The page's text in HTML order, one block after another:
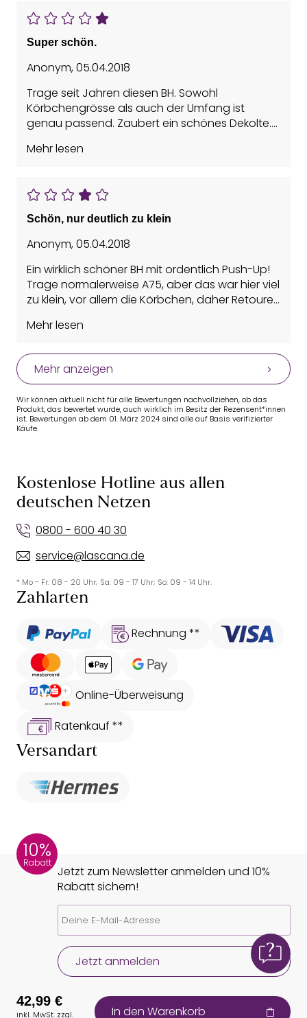
Super schön.
Anonym,05.04.2018
Trage seit Jahren diesen BH. Sowohl
Körbchengrösse als auch der Umfang ist
genau passend. Zaubert ein schönes Dekolte.
immer auf ein Angebot.
Mehr lesen
Schön, nur deutlich zu klein
Anonym,05.04.2018
Ein wirklich schöner BH mit ordentlich Push-Up!
Trage normalerweise A75, aber das war hier viel
zu klein, vor allem die Körbchen, daher Retoure.
Mehr lesen
Mehr anzeigen
Wir können aktuell nicht für alle Bewertungen nachvollziehen, ob das
Produkt, das bewertet wurde, auch wirklich im Besitz der Rezensent*innen
ist. Bewertungen ab dem 01. März 2024 sind alle auf Basis verifizierter
Käufe.
Kostenlose Hotline aus allen
deutschen Netzen
0800 - 600 40 30
service@lascana.de
* Mo - Fr: 08 - 20 Uhr; Sa: 09 - 17 Uhr; So: 09 - 14 Uhr.
Zahlarten
Rechnung **
Online-Überweisung
Ratenkauf **
Versandart
10%
Rabatt
Jetzt zum Newsletter anmelden und 10%
Rabatt sichern!
Jetzt anmelden
42,99 €
inkl. MwSt. zzgl.
In den Warenkorb